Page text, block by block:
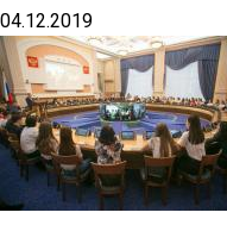
04.12.2019